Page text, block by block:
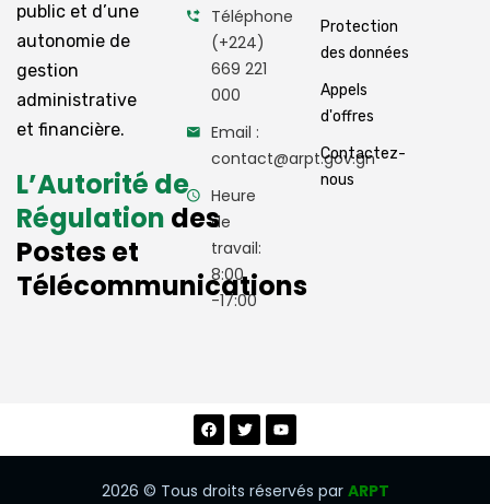
public et d’une
autonomie de
gestion
administrative
et financière.
L’Autorité de
Régulation des
Postes et
Télécommunications
Téléphone
(+224)
669 221
000
Email :
contact@arpt.gov.gn
Heure
de
travail:
8:00
-17:00
Protection
des données
Appels
d'offres
Contactez-
nous
2026 © Tous droits réservés par ARPT